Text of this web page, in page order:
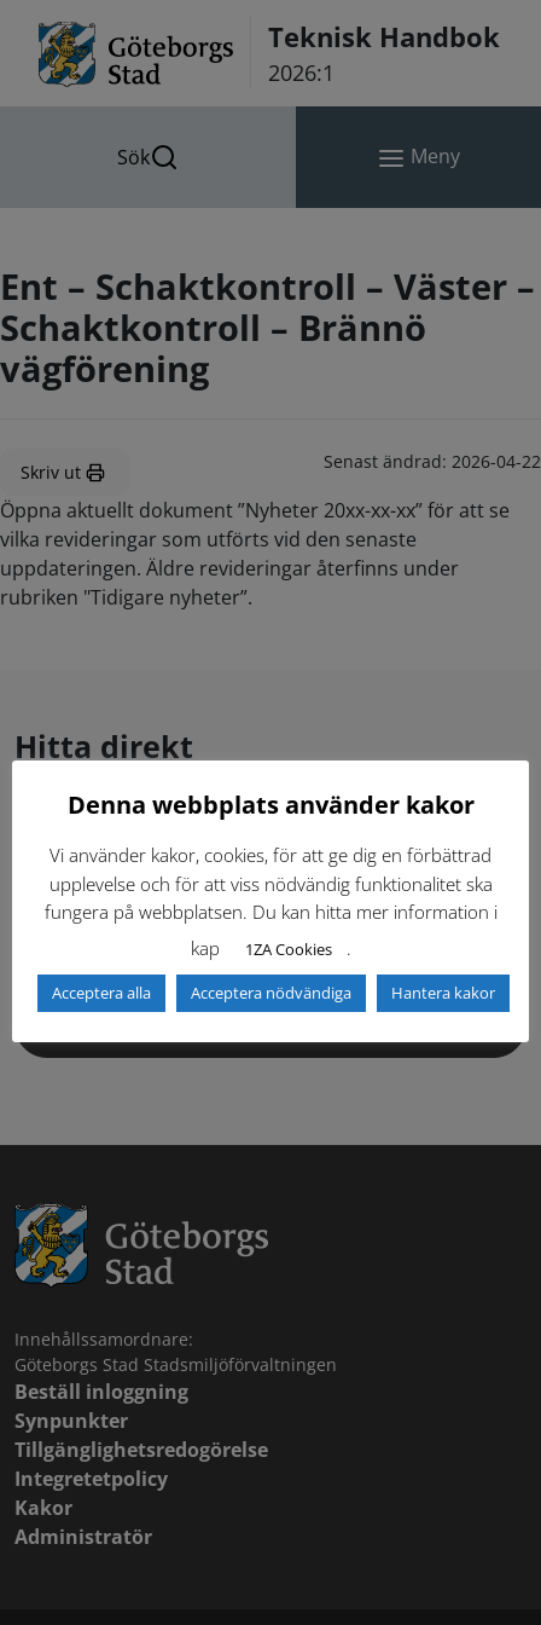
Teknisk Handbok
2026:1
Sök Meny
Ent – Schaktkontroll – Väster –
Schaktkontroll – Brännö
vägförening
Skriv ut Senast ändrad: 2026-04-22
Öppna aktuellt dokument ”Nyheter 20xx-xx-xx” för att se
vilka revideringar som utförts vid den senaste
uppdateringen. Äldre revideringar återfinns under
rubriken "Tidigare nyheter”.
Hitta direkt
Gällande standardritningar (Dwg och pdf)
Dokumentbibliotek Kontaktlista
Tidigare versioner
Innehållssamordnare:
Göteborgs Stad Stadsmiljöförvaltningen
Beställ inloggning
Synpunkter
Tillgänglighetsredogörelse
Integretetpolicy
Kakor
Administratör
Denna webbplats använder kakor
Vi använder kakor, cookies, för att ge dig en förbättrad
upplevelse och för att viss nödvändig funktionalitet ska
fungera på webbplatsen. Du kan hitta mer information i
kap
1ZA Cookies .
Acceptera alla Acceptera nödvändiga Hantera kakor